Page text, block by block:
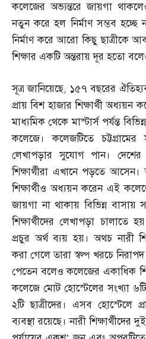
কলেজের অভ্যন্তরে জায়গা
নতুন করে হল নির্মাণ সম্ভব
নির্মাণ করে আরো কিছু ছাত্রীকে
শিক্ষার একটি অন্তরায় দূর হতো
সূত্র জানিয়েছে, ১৫৭ বছরের
প্রায় বিশ হাজার শিক্ষার্থী অধ্যয়ন
মাধ্যমিক থেকে মাস্টার্স পর্যন্ত
কলেজে। কলেজটিতে চট্টগ্রামের
লেখাপড়ার সুযোগ পান। দেশের
শিক্ষার্থীরা এখানে পড়তে আসেন।
শিক্ষার্থীও অধ্যয়ন করেন এই
জায়গা না থাকায় বিভিন্ন
শিক্ষার্থীদের লেখাপড়া
প্রচুর অর্থ ব্যয় হয়। অথচ নারী
করা গেলে তারা স্বল্প খরচে
পেতেন বলেও কলেজের একাধিক
কলেজে মোট হোস্টেলের সংখ্যা
২টি ছাত্রীদের। এসব হোস্টেলে
ব্যবস্থা রয়েছে। নারী